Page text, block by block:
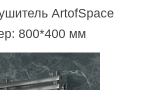
ArtofSpace
800*400 мм